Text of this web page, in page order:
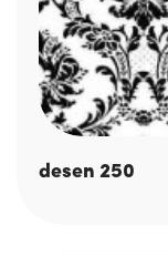
desen 250